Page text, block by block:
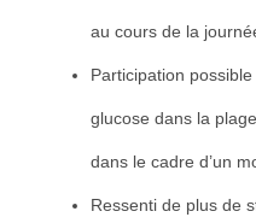
au cours de la
Participation
glucose dans la
dans le cadre d’un
Ressenti de plus de